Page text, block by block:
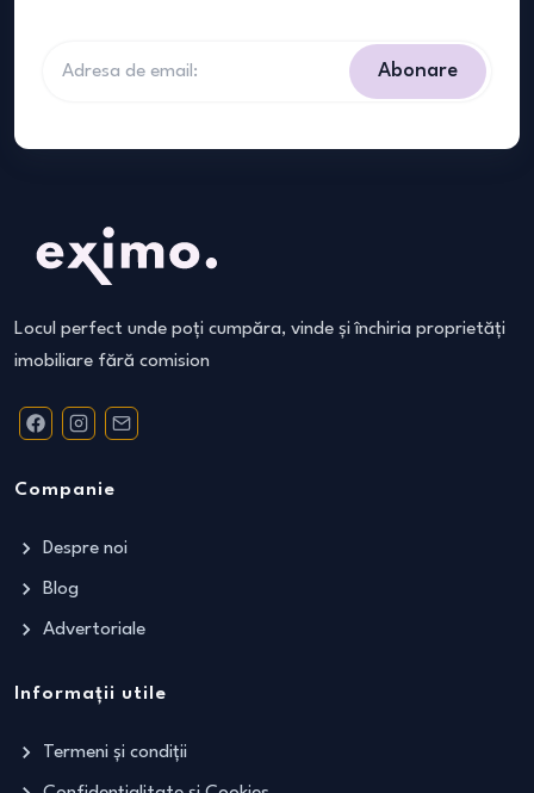
Abonare
Locul perfect unde poți cumpăra, vinde și închiria proprietăți
imobiliare fără comision
Companie
Despre noi
Blog
Advertoriale
Informații utile
Termeni și condiții